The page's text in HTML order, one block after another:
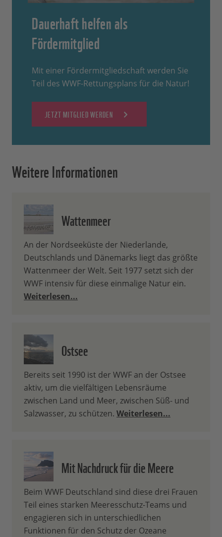
Dauerhaft helfen als
Fördermitglied
Mit einer Fördermitgliedschaft werden Sie
Teil des WWF-Rettungsplans für die Natur!
JETZT MITGLIED WERDEN
Weitere Informationen
Wattenmeer
An der Nordseeküste der Niederlande,
Deutschlands und Dänemarks liegt das größte
Wattenmeer der Welt. Seit 1977 setzt sich der
WWF intensiv für diese einmalige Natur ein.
Weiterlesen...
Ostsee
Bereits seit 1990 ist der WWF an der Ostsee
aktiv, um die vielfältigen Lebensräume
zwischen Land und Meer, zwischen Süß- und
Salzwasser, zu schützen. Weiterlesen...
Mit Nachdruck für die Meere
Beim WWF Deutschland sind diese drei Frauen
Teil eines starken Meeresschutz-Teams und
engagieren sich in unterschiedlichen
Funktionen für den Schutz der Ozeane